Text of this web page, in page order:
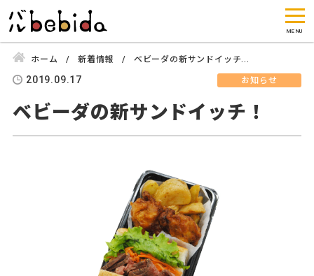
ホーム 新着情報 ベビーダの新サンドイッチ...
2019.09.17 お知らせ
ベビーダの新サンドイッチ！